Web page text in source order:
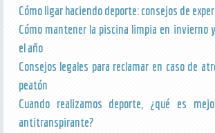
Cómo ligar haciendo deporte: consejos de
Cómo mantener la piscina limpia en invierno
el año
Consejos legales para reclamar en caso de
peatón
Cuando realizamos deporte, ¿qué es
antitranspirante?